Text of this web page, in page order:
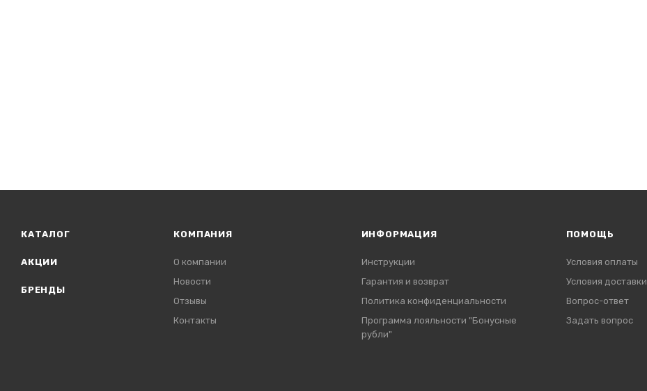
КАТАЛОГ
АКЦИИ
БРЕНДЫ
КОМПАНИЯ
О компании
Новости
Отзывы
Контакты
ИНФОРМАЦИЯ
Инструкции
Гарантия и возврат
Политика конфиденциальности
Программа лояльности "Бонусные
рубли"
ПОМОЩЬ
Условия оплаты
Условия доставки
Вопрос-ответ
Задать вопрос